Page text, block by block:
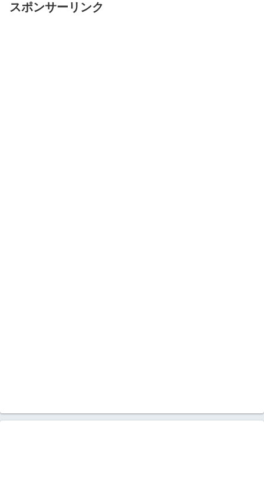
スポンサーリンク